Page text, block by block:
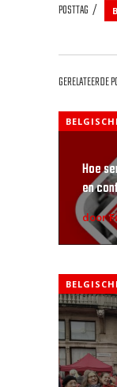
POSTTAG
GERELATEERDE
Hoe
en
door